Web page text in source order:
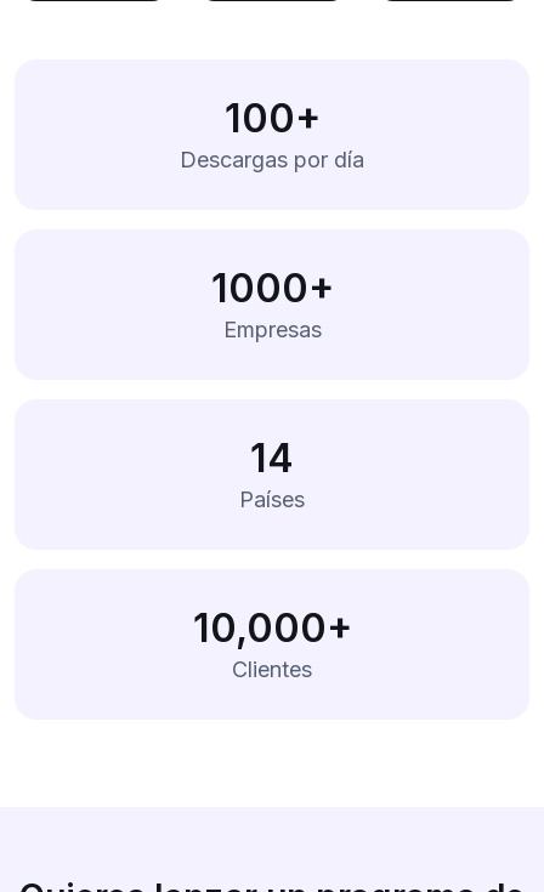
100+
Descargas por día
1000+
Empresas
14
Países
10,000+
Clientes